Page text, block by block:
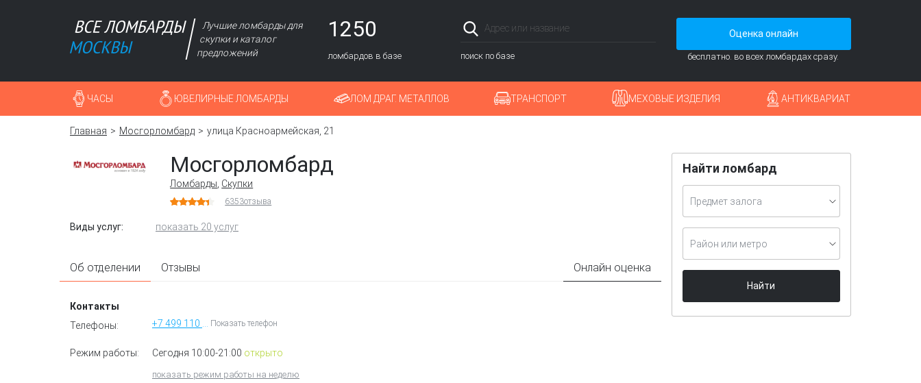
Лучшие ломбарды для
скупки и каталог
предложений
1250
ломбардов в базе поиск по базе
Оценка онлайн
бесплатно. во всех ломбардах сразу.
ЧАСЫ ЮВЕЛИРНЫЕ ЛОМБАРДЫ ЛОМ ДРАГ. МЕТАЛЛОВ ТРАНСПОРТ МЕХОВЫЕ ИЗДЕЛИЯ АНТИКВАРИАТ
Главная Мосгорломбард улица Красноармейская, 21
Мосгорломбард
Ломбарды Скупки
6353отзыва
Виды услуг: показать 20 услуг
Об отделении Отзывы Онлайн оценка
Контакты
Телефоны:
Показать телефон
Режим работы: Сегодня 10:00-21:00 открыто
показать режим работы на неделю
Найти ломбард
Предмет залога
Район или метро
Найти